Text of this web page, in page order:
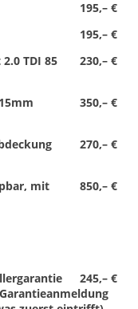
195,– €
195,– €
230,– €
TDI 85
350,– €
270,– €
850,– €
mit
245,– €